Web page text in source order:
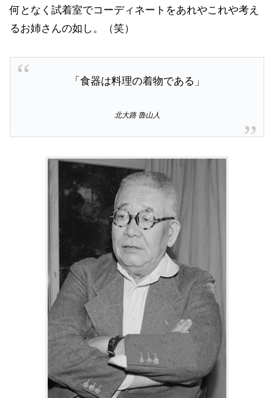
何となく試着室でコーディネートをあれやこれや考え
るお姉さんの如し。（笑）
「食器は料理の着物である」
北大路 魯山人